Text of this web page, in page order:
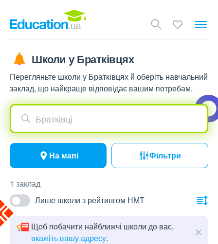
Школи у Братківцях
Перегляньте школи у Братківцях й оберіть навчальний
заклад, що найкраще відповідає вашим потребам.
Братківці
На мапі Фільтри
1 заклад
Лише школи з рейтингом НМТ
Щоб побачити найближчі школи до вас,
вкажіть вашу адресу.